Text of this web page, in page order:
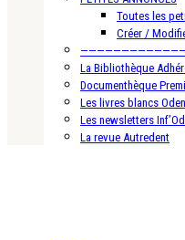
Toutes les
Créer /
La Bibliothèque
Documenthèque
Les livres blancs
Les newsletters
La revue Autredent